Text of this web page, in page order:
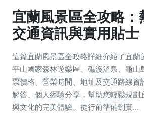
宜蘭風景區全攻略：
交通資訊與實用貼士
這篇宜蘭風景區全攻略詳細介紹了宜蘭
平山國家森林遊樂區、礁溪溫泉、龜山
票價格、營業時間、地址及交通路線資
解答、個人經驗分享，幫助您輕鬆規劃
與文化的完美體驗。從行前準備到實...